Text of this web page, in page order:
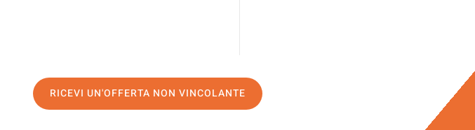
RICEVI UN'OFFERTA NON VINCOLANTE